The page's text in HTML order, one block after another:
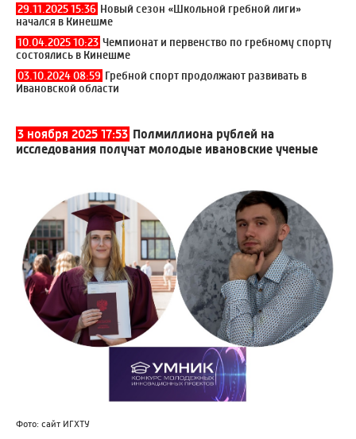
29.11.2025 15:36 Новый сезон «Школьной гребной лиги»
начался в Кинешме
10.04.2025 10:23 Чемпионат и первенство по гребному спорту
состоялись в Кинешме
03.10.2024 08:59 Гребной спорт продолжают развивать в
Ивановской области
3 ноября 2025 17:53 Полмиллиона рублей на
исследования получат молодые ивановские ученые
Фото: сайт ИГХТУ